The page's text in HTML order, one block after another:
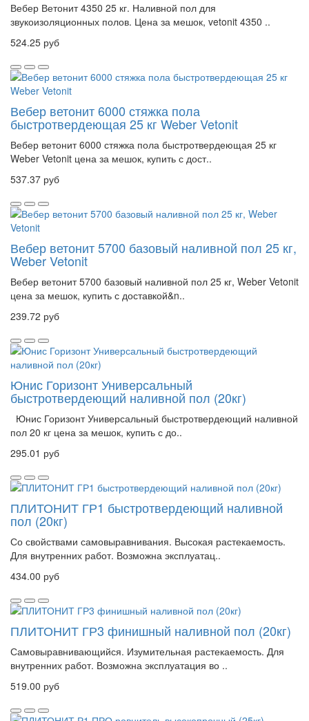
Вебер Ветонит 4350 25 кг. Наливной пол для
звукоизоляционных полов. Цена за мешок, vetonit 4350 ..
524.25 руб
Вебер ветонит 6000 стяжка пола
быстротвердеющая 25 кг Weber Vetonit
Вебер ветонит 6000 стяжка пола быстротвердеющая 25 кг
Weber Vetonit цена за мешок, купить с дост..
537.37 руб
Вебер ветонит 5700 базовый наливной пол 25 кг,
Weber Vetonit
Вебер ветонит 5700 базовый наливной пол 25 кг, Weber Vetonit
цена за мешок, купить с доставкой&n..
239.72 руб
Юнис Горизонт Универсальный
быстротвердеющий наливной пол (20кг)
Юнис Горизонт Универсальный быстротвердеющий наливной
пол 20 кг цена за мешок, купить с до..
295.01 руб
ПЛИТОНИТ ГР1 быстротвердеющий наливной
пол (20кг)
Со свойствами самовыравнивания. Высокая растекаемость.
Для внутренних работ. Возможна эксплуатац..
434.00 руб
ПЛИТОНИТ ГР3 финишный наливной пол (20кг)
Самовыравнивающийся. Изумительная растекаемость. Для
внутренних работ. Возможна эксплуатация во ..
519.00 руб